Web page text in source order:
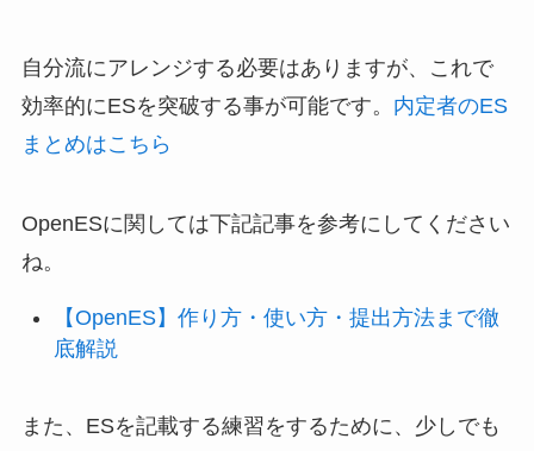
自分流にアレンジする必要はありますが、これで
効率的にESを突破する事が可能です。 内定者のES
まとめはこちら
OpenESに関しては下記記事を参考にしてください
ね。
【OpenES】作り方・使い方・提出方法まで徹
底解説
また、ESを記載する練習をするために、少しでも